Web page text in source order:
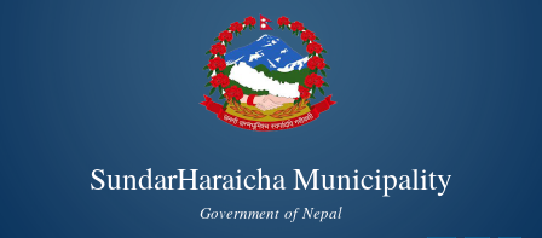
main
content
SundarHaraicha Municipality
Government of Nepal